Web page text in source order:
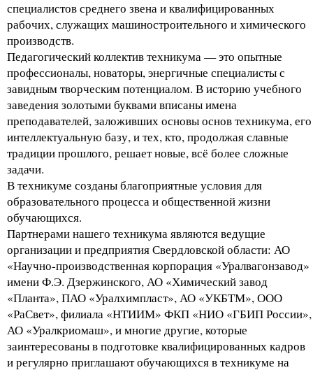
специалистов среднего звена и квалифицированных
рабочих, служащих машиностроительного и химического
производств.
Педагогический коллектив техникума — это опытные
профессионалы, новаторы, энергичные специалисты с
завидным творческим потенциалом. В историю учебного
заведения золотыми буквами вписаны имена
преподавателей, заложивших основы основ техникума, его
интеллектуальную базу, и тех, кто, продолжая славные
традиции прошлого, решает новые, всё более сложные
задачи.
В техникуме созданы благоприятные условия для
образовательного процесса и общественной жизни
обучающихся.
Партнерами нашего техникума являются ведущие
организации и предприятия Свердловской области: АО
«Научно-производственная корпорация «Уралвагонзавод»
имени Ф.Э. Дзержинского, АО «Химический завод
«Планта», ПАО «Уралхимпласт», АО «УКБТМ», ООО
«РаСвет», филиала «НТИИМ» ФКП «НИО «ГБИП России»,
АО «Уралкриомаш», и многие другие, которые
заинтересованы в подготовке квалифицированных кадров
и регулярно приглашают обучающихся в техникуме на